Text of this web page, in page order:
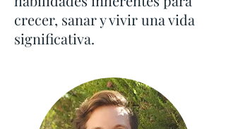
crecer, sanar y vivir una vida
significativa.